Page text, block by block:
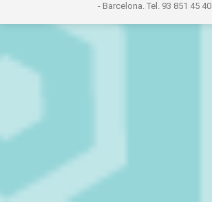
- Barcelona. Tel. 93 851 45 40